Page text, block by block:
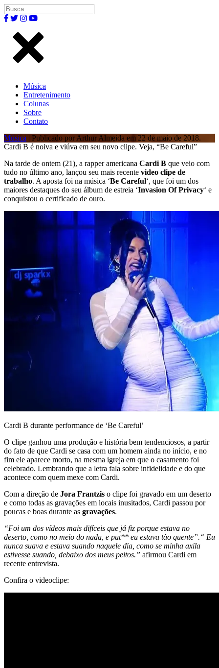
Música
Entretenimento
Colunas
Sobre
Contato
Música | Publicado por Arthur Almeida em 22 de maio de 2018.
Cardi B é noiva e viúva em seu novo clipe. Veja, “Be Careful”
Na tarde de ontem (21), a rapper americana Cardi B que veio com
tudo no último ano, lançou seu mais recente video clipe de
trabalho. A aposta foi na música ‘Be Careful‘, que foi um dos
maiores destaques do seu álbum de estreia ‘Invasion Of Privacy‘ e
conquistou o certificado de ouro.
Cardi B durante performance de ‘Be Careful’
O clipe ganhou uma produção e história bem tendenciosos, a partir
do fato de que Cardi se casa com um homem ainda no início, e no
fim ele aparece morto, na mesma igreja em que o casamento foi
celebrado. Lembrando que a letra fala sobre infidelidade e do que
acontece com quem mexe com Cardi.
Com a direção de Jora Frantzis o clipe foi gravado em um deserto
e como todas as gravações em locais inusitados, Cardi passou por
poucas e boas durante as gravações.
“Foi um dos vídeos mais difíceis que já fiz porque estava no
deserto, como no meio do nada, e put** eu estava tão quente”.“ Eu
nunca suava e estava suando naquele dia, como se minha axila
estivesse suando, debaixo dos meus peitos.” afirmou Cardi em
recente entrevista.
Confira o videoclipe: